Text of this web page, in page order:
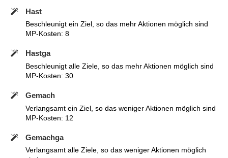
Hast
Beschleunigt ein Ziel, so das mehr Aktionen möglich sind
MP-Kosten: 8
Hastga
Beschleunigt alle Ziele, so das mehr Aktionen möglich sind
MP-Kosten: 30
Gemach
Verlangsamt ein Ziel, so das weniger Aktionen möglich sind
MP-Kosten: 12
Gemachga
Verlangsamt alle Ziele, so das weniger Aktionen möglich